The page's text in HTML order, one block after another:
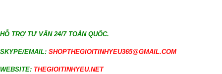
HỖ TRỢ TƯ VẤN 24/7 TOÀN QUỐC.
SKYPE/EMAIL: SHOPTHEGIOITINHYEU365@GMAIL.COM
WEBSITE: THEGIOITINHYEU.NET